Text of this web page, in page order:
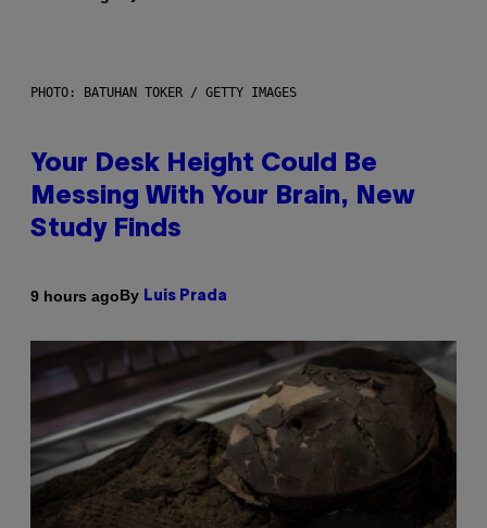
PHOTO: BATUHAN TOKER / GETTY IMAGES
Your Desk Height Could Be
Messing With Your Brain, New
Study Finds
9 hours agoBy Luis Prada